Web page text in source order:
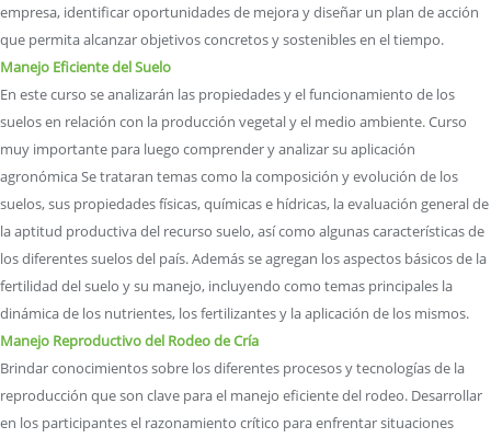
empresa, identificar oportunidades de mejora y diseñar un plan de acción
que permita alcanzar objetivos concretos y sostenibles en el tiempo.
Manejo Eficiente del Suelo
En este curso se analizarán las propiedades y el funcionamiento de los
suelos en relación con la producción vegetal y el medio ambiente. Curso
muy importante para luego comprender y analizar su aplicación
agronómica Se trataran temas como la composición y evolución de los
suelos, sus propiedades físicas, químicas e hídricas, la evaluación general de
la aptitud productiva del recurso suelo, así como algunas características de
los diferentes suelos del país. Además se agregan los aspectos básicos de la
fertilidad del suelo y su manejo, incluyendo como temas principales la
dinámica de los nutrientes, los fertilizantes y la aplicación de los mismos.
Manejo Reproductivo del Rodeo de Cría
Brindar conocimientos sobre los diferentes procesos y tecnologías de la
reproducción que son clave para el manejo eficiente del rodeo. Desarrollar
en los participantes el razonamiento crítico para enfrentar situaciones